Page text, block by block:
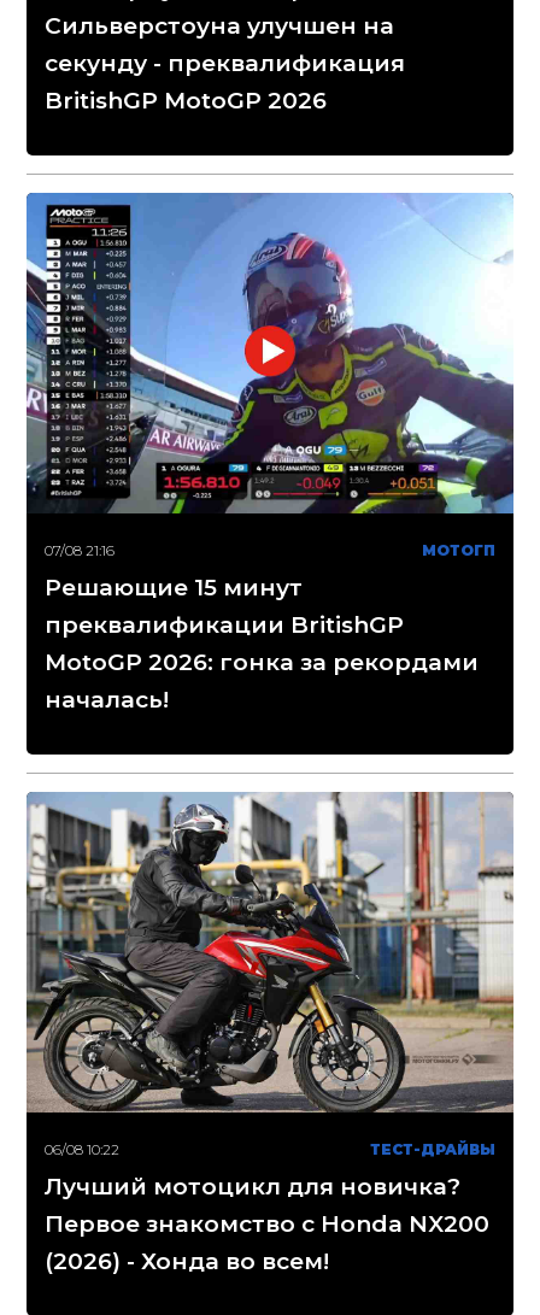
Сильверстоуна улучшен на
секунду - преквалификация
BritishGP MotoGP 2026
07/08 21:16 МОТОГП
Решающие 15 минут
преквалификации BritishGP
MotoGP 2026: гонка за рекордами
началась!
06/08 10:22 ТЕСТ-ДРАЙВЫ
Лучший мотоцикл для новичка?
Первое знакомство с Honda NX200
(2026) - Хонда во всем!